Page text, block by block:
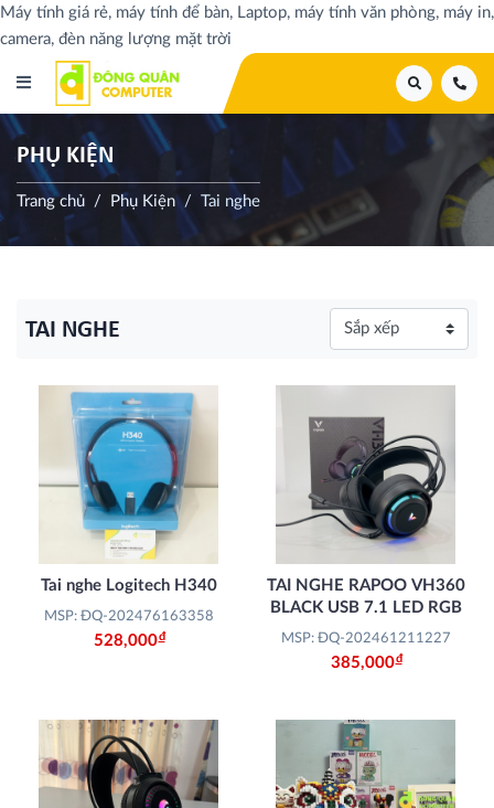
Máy tính giá rẻ, máy tính để bàn, Laptop, máy tính văn phòng, máy in,
camera, đèn năng lượng mặt trời
PHỤ KIỆN
Trang chủ Phụ Kiện Tai nghe
TAI NGHE
Tai nghe Logitech H340
MSP: ĐQ-202476163358
528,000Đ
TAI NGHE RAPOO VH360
BLACK USB 7.1 LED RGB
MSP: ĐQ-202461211227
385,000Đ